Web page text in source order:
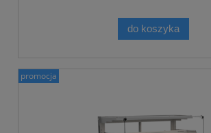
do koszyka
promocja